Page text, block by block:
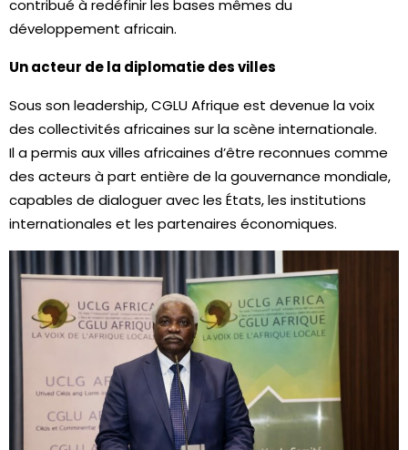
contribué à redéfinir les bases mêmes du
développement africain.
Un acteur de la diplomatie des villes
Sous son leadership, CGLU Afrique est devenue la voix
des collectivités africaines sur la scène internationale.
Il a permis aux villes africaines d’être reconnues comme
des acteurs à part entière de la gouvernance mondiale,
capables de dialoguer avec les États, les institutions
internationales et les partenaires économiques.